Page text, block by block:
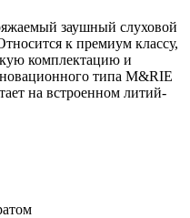
заушный слуховой
к премиум классу,
комплектацию и
типа M&RIE
на встроенном литий-